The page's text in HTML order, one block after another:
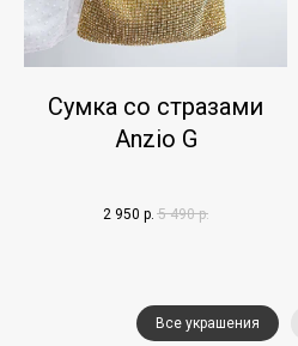
Сумка со стразами
Anzio G
2 950 р. 5 490 р.
Все украшения